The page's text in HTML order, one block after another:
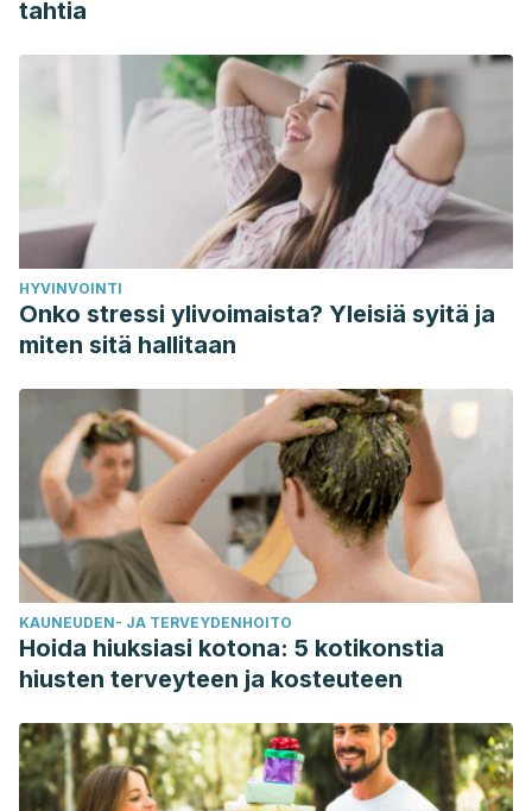
tahtia
HYVINVOINTI
Onko stressi ylivoimaista? Yleisiä syitä ja
miten sitä hallitaan
KAUNEUDEN- JA TERVEYDENHOITO
Hoida hiuksiasi kotona: 5 kotikonstia
hiusten terveyteen ja kosteuteen